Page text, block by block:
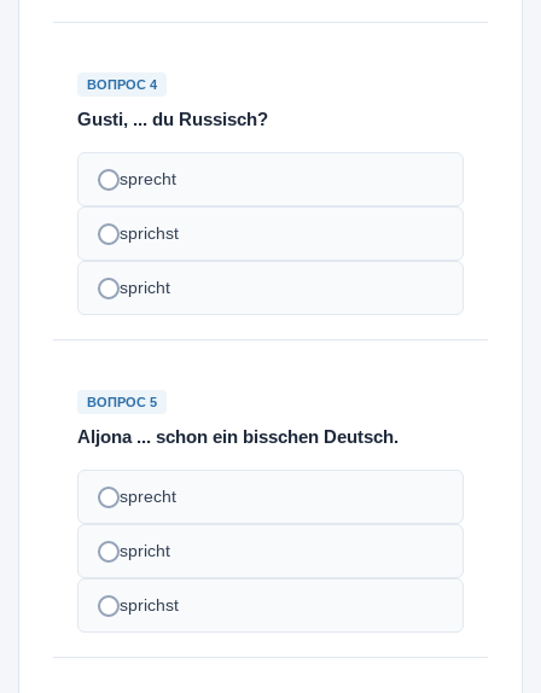
ВОПРОС 4
Gusti, ... du Russisch?
sprecht
sprichst
spricht
ВОПРОС 5
Aljona ... schon ein bisschen Deutsch.
sprecht
spricht
sprichst